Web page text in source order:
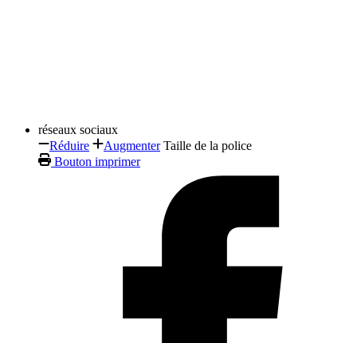
réseaux sociaux
Réduire
Augmenter Taille de la police
Bouton imprimer